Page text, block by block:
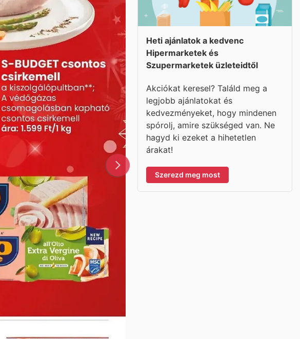
Heti ajánlatok a kedvenc
Hipermarketek és
Szupermarketek üzleteidtől
Akciókat keresel? Találd meg a
legjobb ajánlatokat és
kedvezményeket, hogy mindenen
spórolj, amire szükséged van. Ne
hagyd ki ezeket a hihetetlen
árakat!
Szerezd meg most